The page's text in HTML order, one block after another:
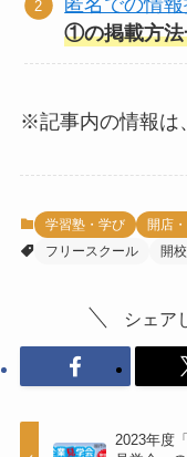
匿名での情
①の掲載方法
※記事内の情報は
学習塾・学び
開店
フリースクール
開校
シェア
2023年度